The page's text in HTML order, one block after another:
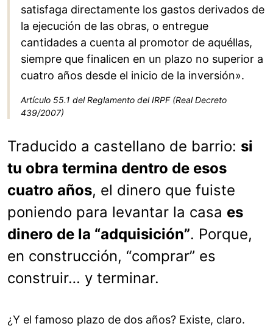
satisfaga directamente los gastos derivados de
la ejecución de las obras, o entregue
cantidades a cuenta al promotor de aquéllas,
siempre que finalicen en un plazo no superior a
cuatro años desde el inicio de la inversión».
Artículo 55.1 del Reglamento del IRPF (Real Decreto
439/2007)
Traducido a castellano de barrio: si
tu obra termina dentro de esos
cuatro años, el dinero que fuiste
poniendo para levantar la casa es
dinero de la “adquisición”. Porque,
en construcción, “comprar” es
construir… y terminar.
¿Y el famoso plazo de dos años? Existe, claro.